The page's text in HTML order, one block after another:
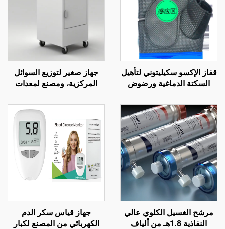
قفاز الإكسو سكيليتوني لتأهيل
السكتة الدماغية ورضوض
جهاز صغير لتوزيع السوائل
المركزية، ومصنع لمعدات
مرشح الغسيل الكلوي عالي
النفاذية 1.8هـ من ألياف
جهاز قياس سكر الدم
الكهربائي من المصنع لكبار